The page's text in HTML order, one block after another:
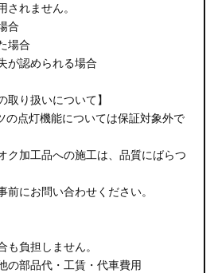
されません。
合
場合
が認められる場合
取り扱いについて】
の点灯機能については保証対象外で
ク加工品への施工は、品質にばらつ
前にお問い合わせください。
負担しません。
の部品代・工賃・代車費用